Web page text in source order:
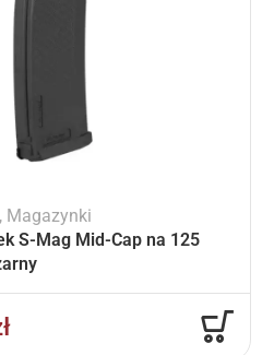
, Magazynki
S-Mag Mid-Cap na 125